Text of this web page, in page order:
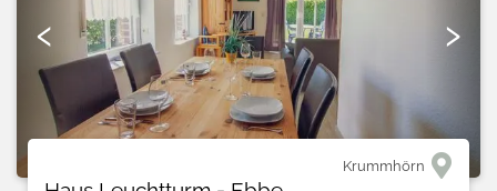
‹ ›
Krummhörn